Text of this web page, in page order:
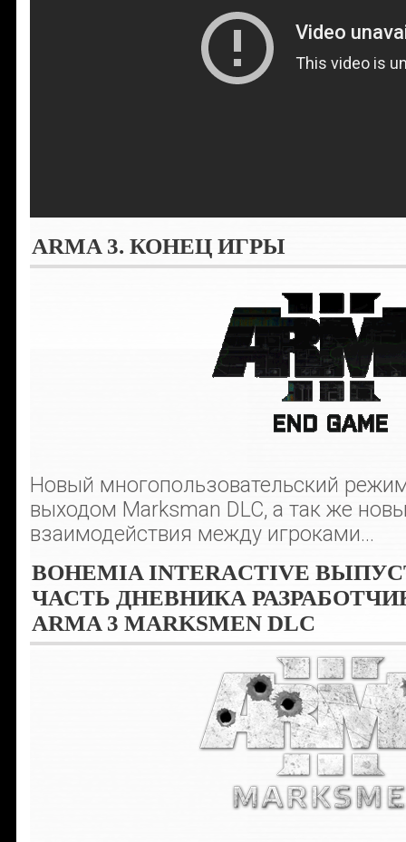
ARMA 3. КОНЕЦ ИГРЫ
Новый многопользовательский
выходом Marksman DLC, а так же
взаимодействия между игроками...
BOHEMIA INTERACTIVE
ЧАСТЬ ДНЕВНИКА
ARMA 3 MARKSMEN DLC